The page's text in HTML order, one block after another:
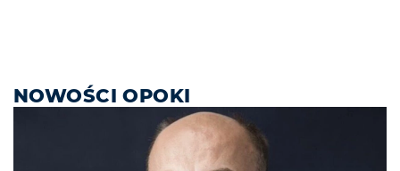
NOWOŚCI OPOKI